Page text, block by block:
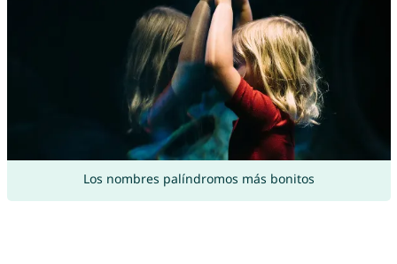
Los nombres palíndromos más bonitos